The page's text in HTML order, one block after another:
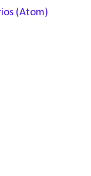
(Atom)